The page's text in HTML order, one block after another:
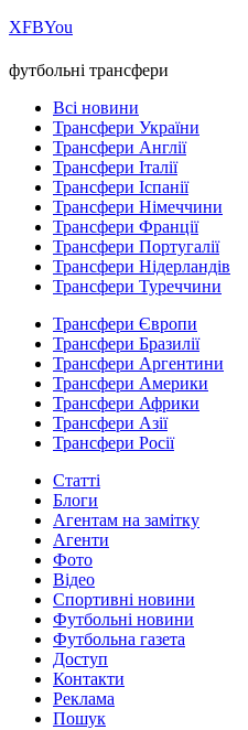
ХFBYou
футбольні трансфери
Всі новини
Трансфери України
Трансфери Англії
Трансфери Італії
Трансфери Іспанії
Трансфери Німеччини
Трансфери Франції
Трансфери Португалії
Трансфери Нідерландів
Трансфери Туреччини
Трансфери Європи
Трансфери Бразилії
Трансфери Аргентини
Трансфери Америки
Трансфери Африки
Трансфери Азії
Трансфери Росії
Статті
Блоги
Агентам на замітку
Агенти
Фото
Відео
Спортивні новини
Футбольні новини
Футбольна газета
Доступ
Контакти
Реклама
Пошук